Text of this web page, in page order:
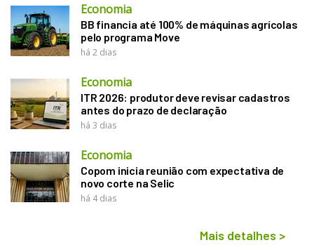
Economia
BB financia até 100% de máquinas agrícolas
pelo programa Move
há 2 dias
Economia
ITR 2026: produtor deve revisar cadastros
antes do prazo de declaração
há 3 dias
Economia
Copom inicia reunião com expectativa de
novo corte na Selic
há 4 dias
Mais detalhes >